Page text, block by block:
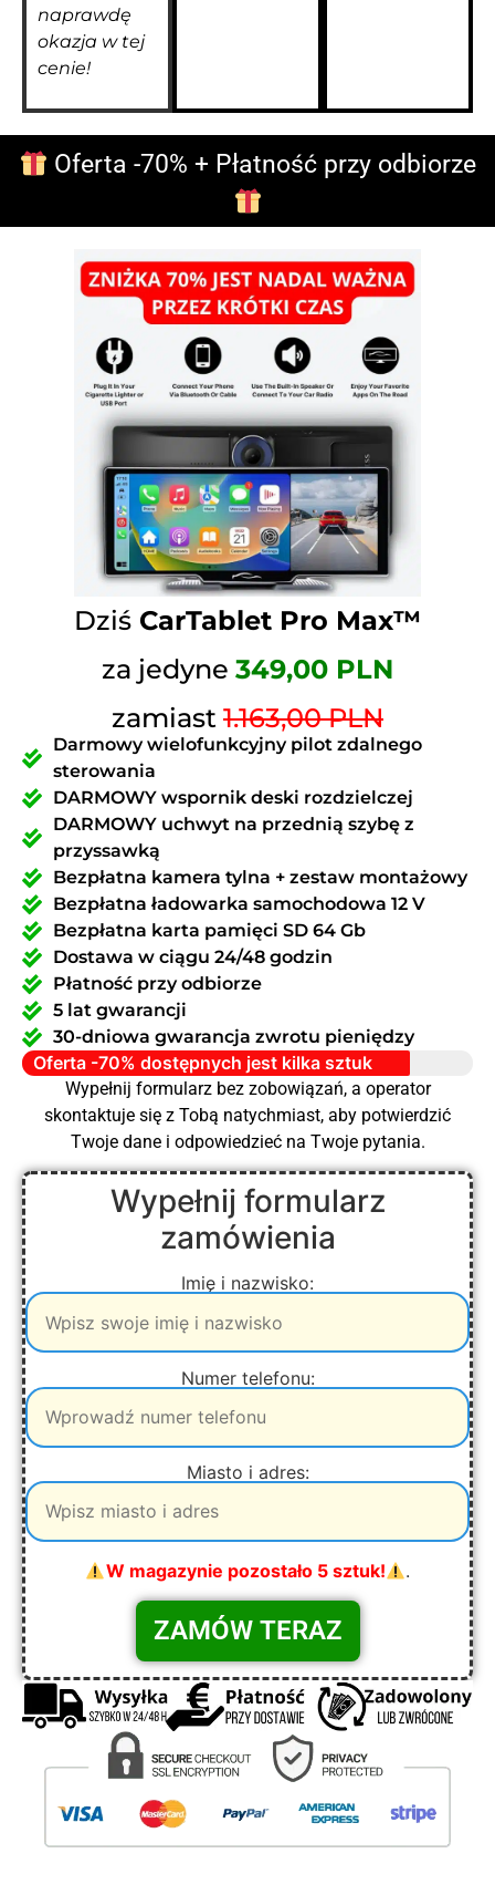
naprawdę
okazja w tej
cenie!
Oferta -70% + Płatność przy odbiorze
Dziś CarTablet Pro Max™
za jedyne 349,00 PLN
zamiast 1.163,00 PLN
Darmowy wielofunkcyjny pilot zdalnego
sterowania
DARMOWY wspornik deski rozdzielczej
DARMOWY uchwyt na przednią szybę z
przyssawką
Bezpłatna kamera tylna + zestaw montażowy
Bezpłatna ładowarka samochodowa 12 V
Bezpłatna karta pamięci SD 64 Gb
Dostawa w ciągu 24/48 godzin
Płatność przy odbiorze
5 lat gwarancji
30-dniowa gwarancja zwrotu pieniędzy
Oferta -70% dostępnych jest kilka sztuk
Wypełnij formularz bez zobowiązań, a operator
skontaktuje się z Tobą natychmiast, aby potwierdzić
Twoje dane i odpowiedzieć na Twoje pytania.
Wypełnij formularz
zamówienia
Imię i nazwisko:
Numer telefonu:
Miasto i adres:
W magazynie pozostało 5 sztuk! .